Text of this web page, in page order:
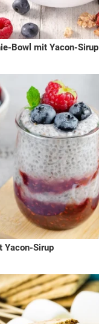
Bowl mit Yacon-Sirup
Yacon-Sirup